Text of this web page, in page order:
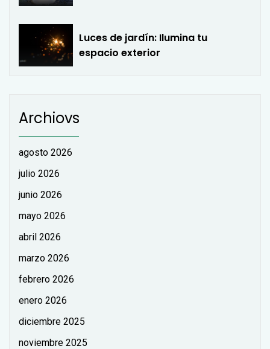
Luces de jardín: Ilumina tu
espacio exterior
Archiovs
agosto 2026
julio 2026
junio 2026
mayo 2026
abril 2026
marzo 2026
febrero 2026
enero 2026
diciembre 2025
noviembre 2025